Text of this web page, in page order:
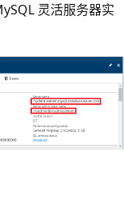
灵活服务器实